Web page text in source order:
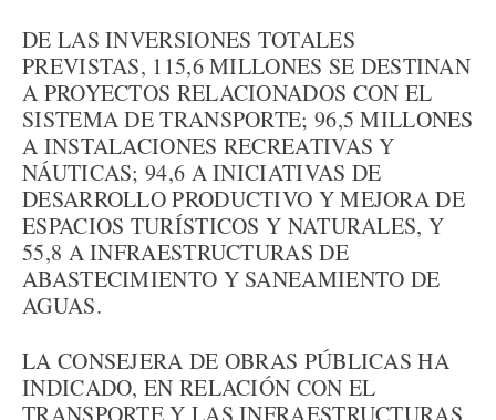
DE LAS INVERSIONES TOTALES
PREVISTAS, 115,6 MILLONES SE DESTINAN
A PROYECTOS RELACIONADOS CON EL
SISTEMA DE TRANSPORTE; 96,5 MILLONES
A INSTALACIONES RECREATIVAS Y
NÁUTICAS; 94,6 A INICIATIVAS DE
DESARROLLO PRODUCTIVO Y MEJORA DE
ESPACIOS TURÍSTICOS Y NATURALES, Y
55,8 A INFRAESTRUCTURAS DE
ABASTECIMIENTO Y SANEAMIENTO DE
AGUAS.
LA CONSEJERA DE OBRAS PÚBLICAS HA
INDICADO, EN RELACIÓN CON EL
TRANSPORTE Y LAS INFRAESTRUCTURAS